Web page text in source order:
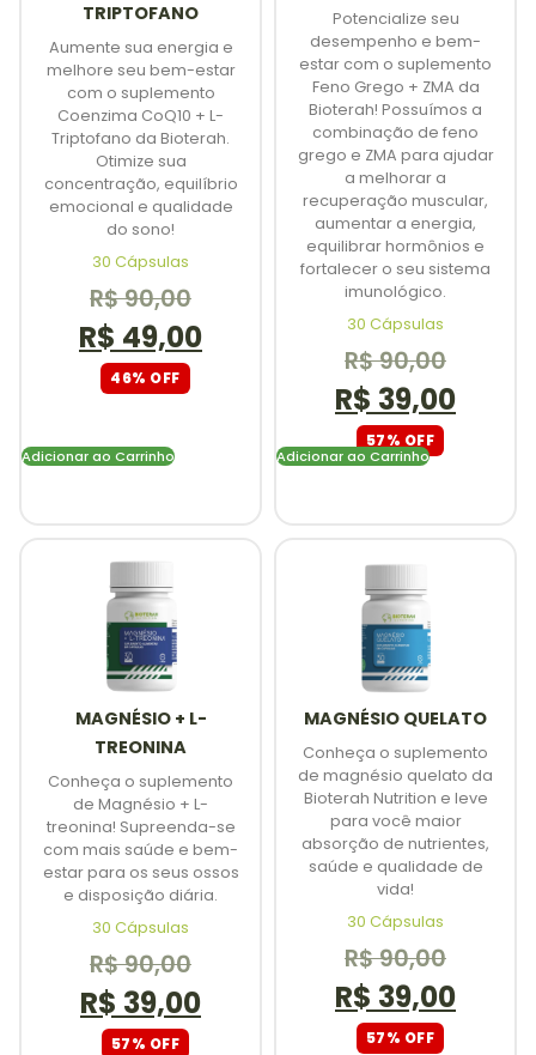
TRIPTOFANO
Aumente sua energia e
melhore seu bem-estar
com o suplemento
Coenzima CoQ10 + L-
Triptofano da Bioterah.
Otimize sua
concentração, equilíbrio
emocional e qualidade
do sono!
30 Cápsulas
R$90,00
R$ 49,00
46% OFF
Adicionar ao Carrinho
Potencialize seu
desempenho e bem-
estar com o suplemento
Feno Grego + ZMA da
Bioterah! Possuímos a
combinação de feno
grego e ZMA para ajudar
a melhorar a
recuperação muscular,
aumentar a energia,
equilibrar hormônios e
fortalecer o seu sistema
imunológico.
30 Cápsulas
R$90,00
R$ 39,00
57% OFF
Adicionar ao Carrinho
MAGNÉSIO + L-
TREONINA
Conheça o suplemento
de Magnésio + L-
treonina! Supreenda-se
com mais saúde e bem-
estar para os seus ossos
e disposição diária.
30 Cápsulas
R$90,00
R$ 39,00
57% OFF
MAGNÉSIO QUELATO
Conheça o suplemento
de magnésio quelato da
Bioterah Nutrition e leve
para você maior
absorção de nutrientes,
saúde e qualidade de
vida!
30 Cápsulas
R$90,00
R$ 39,00
57% OFF